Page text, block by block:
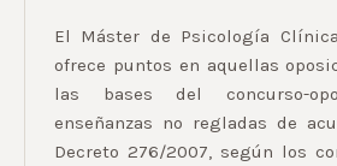
El Máster de Psicología
ofrece puntos en aquellas
las bases del concurso-
enseñanzas no regladas de
Decreto 276/2007, según los